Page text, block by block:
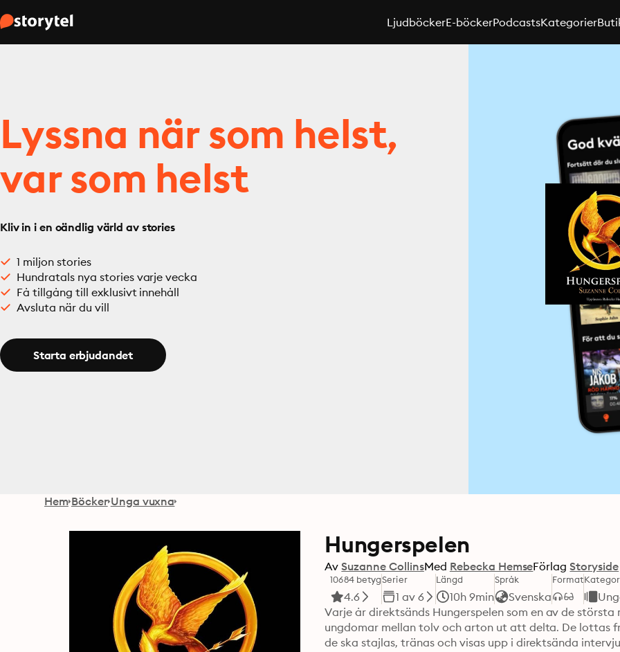
LjudböckerE-böckerPodcastsKategorier
Lyssna när som helst,
var som helst
Kliv in i en oändlig värld av stories
1 miljon stories
Hundratals nya stories varje vecka
Få tillgång till exklusivt innehåll
Avsluta när du vill
Starta erbjudandet
Hem Böcker Unga vuxna
Hungerspelen
Av Suzanne CollinsMed Rebecka HemseFörlag Storyside
10684 betyg
4.6
Serier
1 av 6
Längd
10h 9min
Språk
Svenska
Format
Varje år direktsänds Hungerspelen som en av de
ungdomar mellan tolv och arton ut att delta. De lottas
de ska stajlas, tränas och visas upp i direktsända